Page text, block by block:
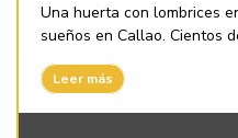
Una huerta con lombrices
sueños en Callao. Cientos
Leer más